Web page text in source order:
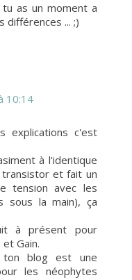
as un moment a
différences ... ;)
10:14
explications c'est
à l'identique
et fait un
tension avec les
sous la main), ça
à présent pour
Gain.
blog est une
les néophytes